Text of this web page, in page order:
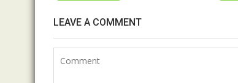
LEAVE A COMMENT